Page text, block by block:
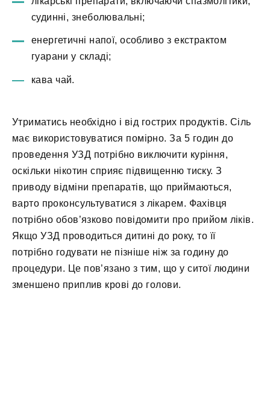
судинні, знеболювальні;
енергетичні напої, особливо з екстрактом
гуарани у складі;
кава чай.
Утриматись необхідно і від гострих продуктів. Сіль
має використовуватися помірно. За 5 годин до
проведення УЗД потрібно виключити куріння,
оскільки нікотин сприяє підвищенню тиску. З
приводу відміни препаратів, що приймаються,
варто проконсультуватися з лікарем. Фахівця
потрібно обов’язково повідомити про прийом ліків.
Якщо УЗД проводиться дитині до року, то її
потрібно годувати не пізніше ніж за годину до
процедури. Це пов’язано з тим, що у ситої людини
зменшено приплив крові до голови.